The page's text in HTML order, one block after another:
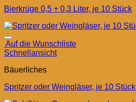
Bierkrüge 0,5 + 0,3 Liter, je 10 Stück
Auf die Wunschliste
Schnellansicht
Bäuerliches
Spritzer oder Weingläser, je 10 Stück